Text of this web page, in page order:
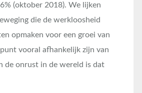
(oktober 2018). We lijken
die de werkloosheid
opmaken voor een groei van
vooral afhankelijk zijn van
de onrust in de wereld is dat